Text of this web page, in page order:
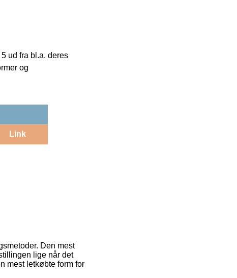
ud fra bl.a. deres
og
Link
Den mest
lige når det
mest letkøbte form for